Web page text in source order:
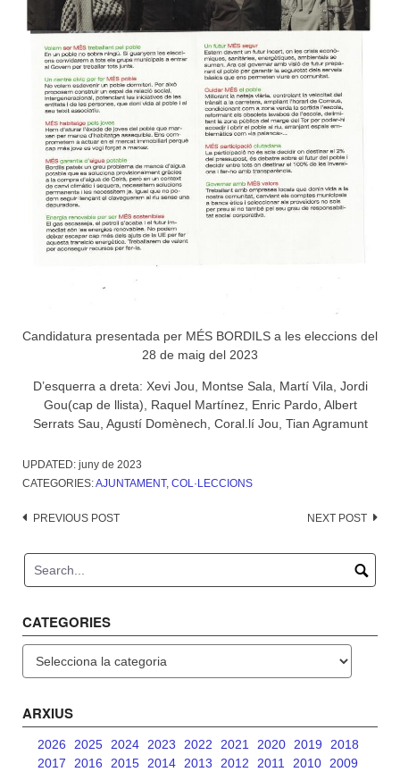
Candidatura presentada per MÉS BORDILS a les eleccions del
28 de maig del 2023
D’esquerra a dreta: Xevi Jou, Montse Sala, Martí Vila, Jordi
Gou(cap de llista), Raquel Martínez, Enric Pardo, Albert
Serrats Sau, Agustí Domènech, Coral.lí Jou, Tian Agramunt
UPDATED: juny de 2023
CATEGORIES:AJUNTAMENT, COL·LECCIONS
Post
PREVIOUS POST NEXT POST
CATEGORIES
ARXIUS
2026 2025 2024 2023 2022 2021 2020 2019
2018
2017
2016 2015 2014 2013 2012 2011 2010 2009